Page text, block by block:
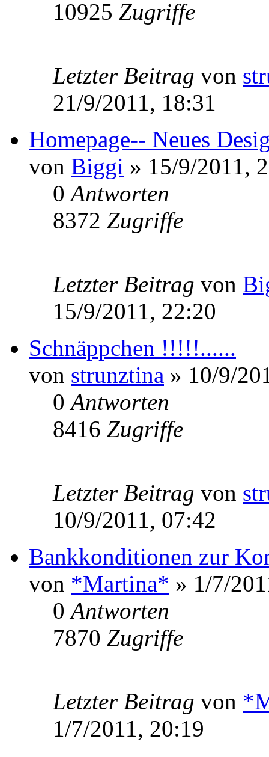
10925 Zugriffe
Letzter Beitrag von
21/9/2011, 18:31
Homepage-- Neues
von Biggi » 15/9/2011,
0Antworten
8372 Zugriffe
Letzter Beitrag von
15/9/2011, 22:20
Schnäppchen !!!!!......
von strunztina » 10/9/
0Antworten
8416 Zugriffe
Letzter Beitrag von
10/9/2011, 07:42
Bankkonditionen zur
von *Martina* » 1/7/
0Antworten
7870 Zugriffe
Letzter Beitrag von
1/7/2011, 20:19